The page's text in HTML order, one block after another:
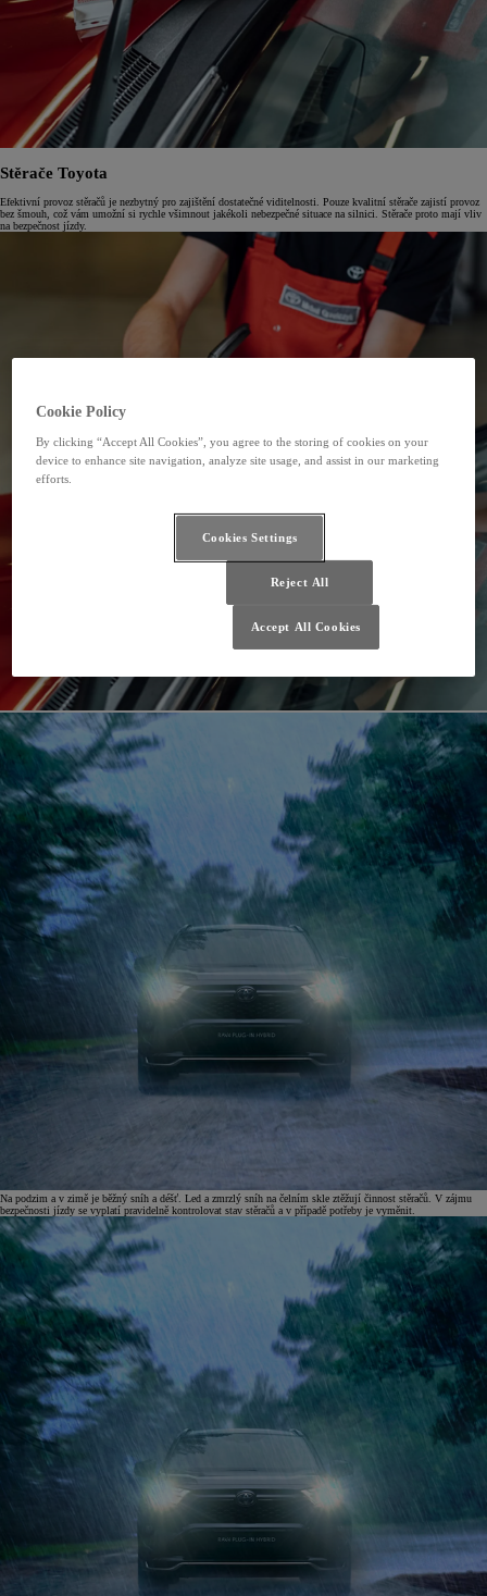
Stěrače Toyota
Efektivní provoz stěračů je nezbytný pro zajištění dostatečné viditelnosti. Pouze kvalitní stěrače zajistí provoz
bez šmouh, což vám umožní si rychle všimnout jakékoli nebezpečné situace na silnici. Stěrače proto mají vliv
na bezpečnost jízdy.
Na podzim a v zimě je běžný sníh a déšť. Led a zmrzlý sníh na čelním skle ztěžují činnost stěračů. V zájmu
bezpečnosti jízdy se vyplatí pravidelně kontrolovat stav stěračů a v případě potřeby je vyměnit.
Cookie Policy
By clicking “Accept All Cookies”, you agree to the storing of cookies on your
device to enhance site navigation, analyze site usage, and assist in our marketing
efforts.
Cookies Settings
Reject All
Accept All Cookies